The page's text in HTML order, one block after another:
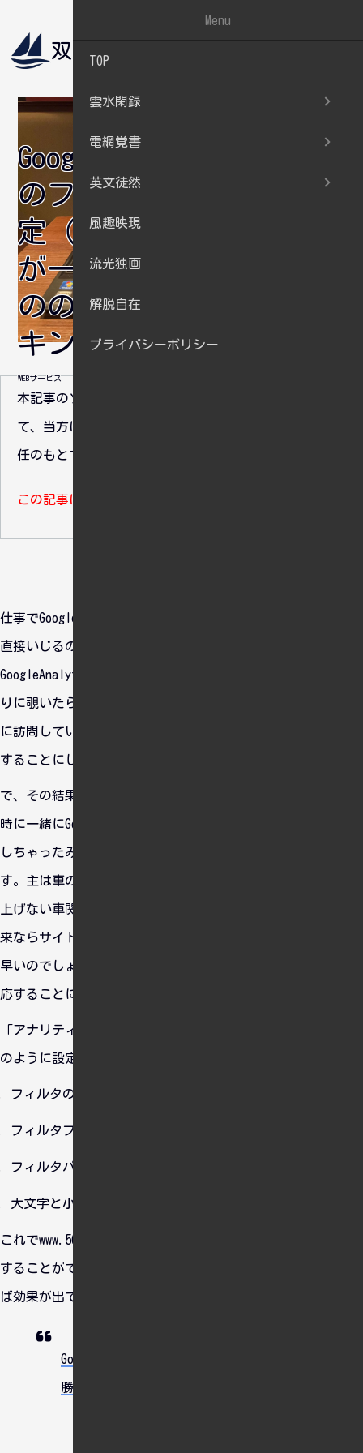
双帆遠影
GoogleAnalytics
のフィルタ設
定（ホスト名
が一致するも
ののみトラッ
キング）
WEBサービス
本記事のソースコードの利用によって生じた損害につい
て、当方は一切の責任を負いません。ご自身の判断と責
任のもとで参照・ご利用ください。
この記事は最終更新から10年以上経過しています。
仕事でGoogleAnalyticsをいじるようになり、ちょっと本番を
直接いじるのは怖いので、個人サイトに設定している
GoogleAnalyticsをいじって、いろいろ試してみようと久しぶ
りに覗いたら、なんかサイトと全く関係のないワードでサイト
に訪問しているユーザーが多くて、気になったので原因を調査
することにしました。
で、その結果どうやらうちの備忘録にあるコードをコピペした
時に一緒にGoogleAnalyticsのトラッキングコードまでコピペ
しちゃったみたいで、削除されないままになっていたようで
す。主は車のパーツ屋さんみたいで、どうりでうちでまず取り
上げない車関連のキーワードが上位にくるわけだ・・・。 本
来ならサイトの運営者に連絡して削除してもらうのがてっとり
早いのでしょうけど、面倒なのでフィルタリングすることで対
応することにしました。
「アナリティクス設定」から「フィルタ」をクリックし、下記
のように設定。
フィルタの種類：「カスタムフィルタ」／「一致」
フィルタフィールド：「ホスト名」
フィルタパターン：「^(www\.)?560days\.com$」
大文字と小文字の区別：いいえ
これでwww.560days.comと560days.com以外のアクセスを除外
することができました・・・。これで1週間くらい放置してれ
ば効果が出てくるかな？
Google Analytics トラッキングコードを
勝手にコピーされました。
Menu
TOP
雲水閑録
電網覚書
英文徒然
風趣映現
流光独画
解脱自在
プライバシーポリシー